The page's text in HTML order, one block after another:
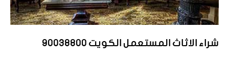
شراء الاثاث المستعمل الكويت 90038800